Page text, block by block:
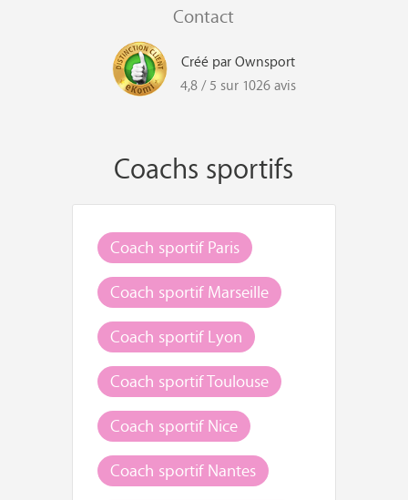
Contact
Créé par Ownsport
4,8 / 5 sur 1026 avis
Coachs sportifs
Coach sportif Paris
Coach sportif Marseille
Coach sportif Lyon
Coach sportif Toulouse
Coach sportif Nice
Coach sportif Nantes